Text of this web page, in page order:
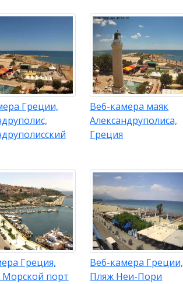
Греции,
Веб-камера маяк
Александруполиса,
Греция
Греция,
Морской порт
Веб-камера Греции,
Пляж Неи-Пори